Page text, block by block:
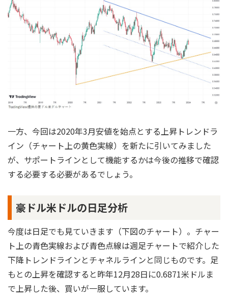
一方、今回は2020年3月安値を始点とする上昇トレンドラ
イン（チャート上の黄色実線）を新たに引いてみました
が、サポートラインとして機能するかは今後の推移で確認
する必要する必要があるでしょう。
豪ドル米ドルの日足分析
今度は日足でも見ていきます（下図のチャート）。チャー
ト上の青色実線および青色点線は週足チャートで紹介した
下降トレンドラインとチャネルラインと同じものです。足
もとの上昇を確認すると昨年12月28日に0.6871米ドルま
で上昇した後、買いが一服しています。